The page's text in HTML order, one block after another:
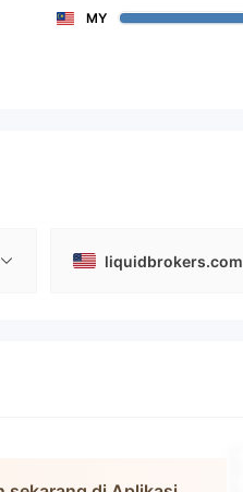
MY
liquidbrokers.com